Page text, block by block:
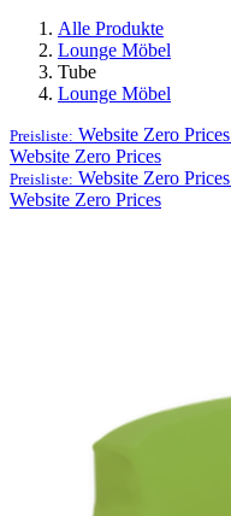
Alle Produkte
Lounge Möbel
Tube
Lounge Möbel
Preisliste: Website Zero Prices
Website Zero Prices
Preisliste: Website Zero Prices
Website Zero Prices